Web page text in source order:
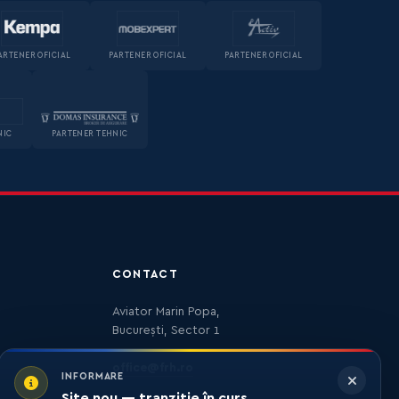
OFICIAL PARTENER OFICIAL PARTENER OFICIAL
PARTENER TEHNIC
INFORMARE
CONTACT
Aviator Marin Popa,
București, Sector 1